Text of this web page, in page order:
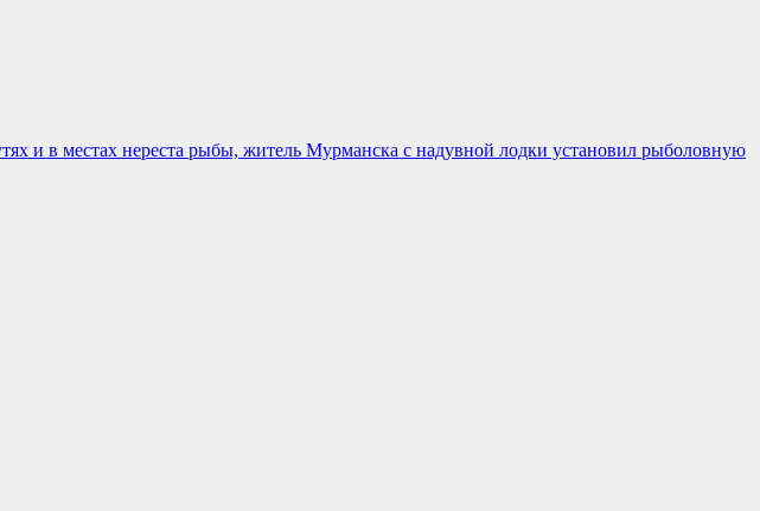
и в местах нереста рыбы, житель Мурманска с надувной лодки установил рыболовную